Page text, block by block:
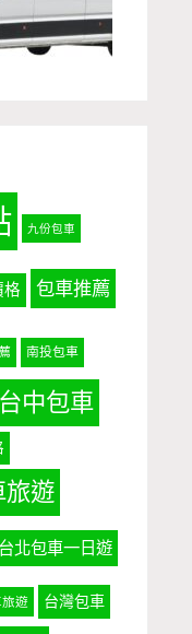
九份包車
格 包車推薦
南投包車
台中包車
旅遊
台北包車一日遊
旅遊 台灣包車